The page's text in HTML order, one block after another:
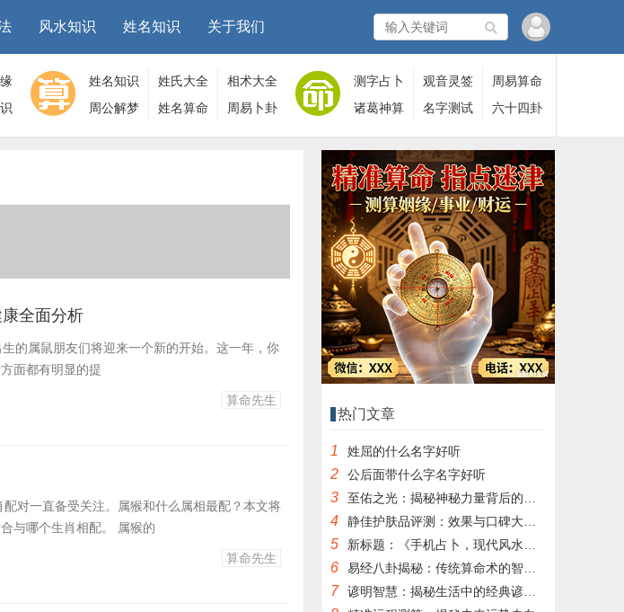
风水知识 姓名知识 关于我们
姓名知识 姓氏大全
相术大全
周公解梦
姓名算命 周易卜卦
测字占卜 观音灵签
周易算命
诸葛神算
名字测试 六十四卦
全面分析
的属鼠朋友们将迎来一个新的开始。这一年，你
面都有明显的提
算命先生
对一直备受关注。属猴和什么属相最配？本文将
与哪个生肖相配。 属猴的
算命先生
热门文章
1 姓屈的什么名字好听
2 公后面带什么字名字好听
3 至佑之光：揭秘神秘力量背后的传奇故事
4 静佳护肤品评测：效果与口碑大揭秘
5 新标题：《手机占卜，现代风水新潮流》
6 易经八卦揭秘：传统算命术的智慧与奥秘
7 谚明智慧：揭秘生活中的经典谚语与人生哲理